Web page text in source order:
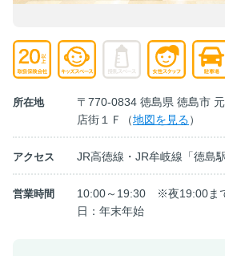
所在地
〒770-0834 徳島県 徳島市
店街１Ｆ（地図を見る）
アクセス JR高徳線・JR牟岐線「徳島
営業時間
10:00～19:30 ※夜19:00ま
日：年末年始